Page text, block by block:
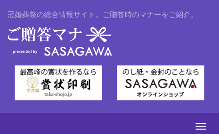
冠婚葬祭の総合情報サイト。ご贈答時のマナーをご紹介。